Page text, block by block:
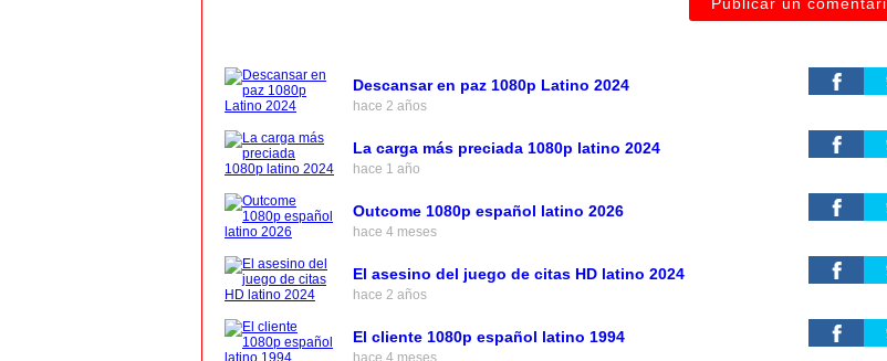
Descansar en paz 1080p Latino 2024
hace 2 años
La carga más preciada 1080p latino 2024
hace 1 año
Outcome 1080p español latino 2026
hace 4 meses
El asesino del juego de citas HD latino 2024
hace 2 años
El cliente 1080p español latino 1994